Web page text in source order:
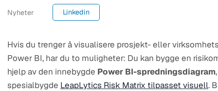
Nyheter Linkedin
Hvis du trenger å visualisere prosjekt- eller
Power BI, har du to muligheter: Du kan bygge en
hjelp av den innebygde Power BI-spredningsdiagram
spesialbygde LeapLytics Risk Matrix tilpasset visuell.